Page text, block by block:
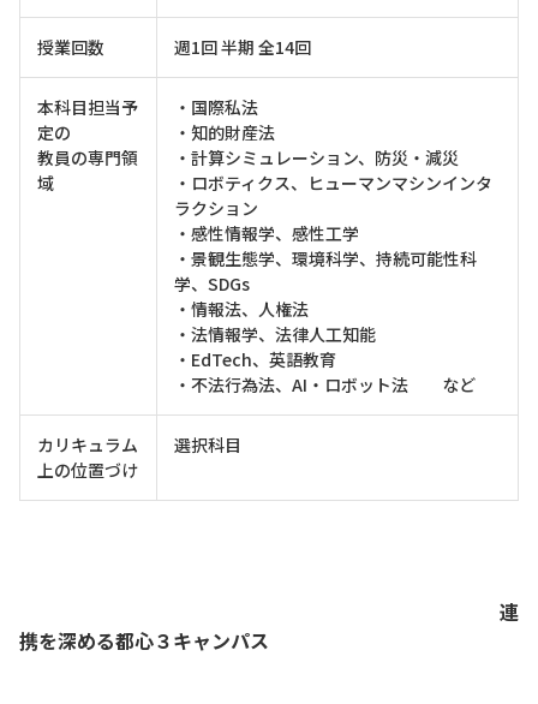
授業回数 週1回 半期 全14回
本科目担当予
定の
教員の専門領
域
・国際私法
・知的財産法
・計算シミュレーション、防災・減災
・ロボティクス、ヒューマンマシンインタ
ラクション
・感性情報学、感性工学
・景観生態学、環境科学、持続可能性科
学、SDGs
・情報法、人権法
・法情報学、法律人工知能
・EdTech、英語教育
・不法行為法、AI・ロボット法 など
カリキュラム
上の位置づけ
選択科目
連
携を深める都心３キャンパス